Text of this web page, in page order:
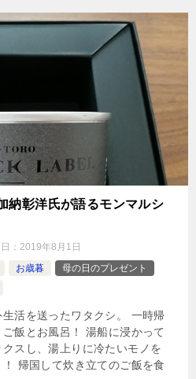
納彰洋氏が語るモンマルシ
： 2019年8月1日
お歳暮
母の日のプレゼント
活を送ったワタクシ。 一時帰
飯とお風呂！ 湯船に浸かって
スし、湯上りに冷たいモノを
帰国して炊き立てのご飯を食